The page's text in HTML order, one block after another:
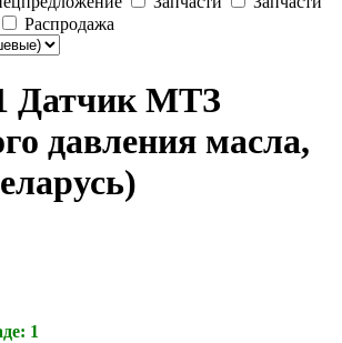
Распродажа
МТЗ
давления масла,
1